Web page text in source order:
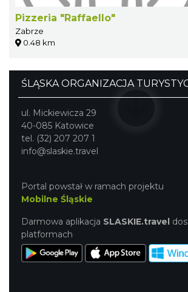
Pizzeria "Raffaello"
Zabrze
0.48 km
ŚLĄSKA ORGANIZACJA
ul. Mickiewicza 29
40-085 Katowice
tel. (32) 207 207 1
info@slaskie.travel
Portal powstał w ramach projektu
Mobilne Śląskie
Darmowa aplikacja SLASKIE.travel
platformach